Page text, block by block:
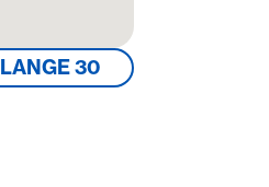
LANGE 30